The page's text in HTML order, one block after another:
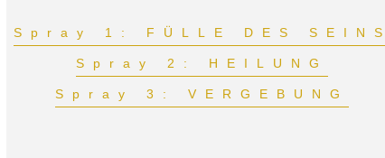
Spray 1: FÜLLE DES SEINS
Spray 2: HEILUNG
Spray 3: VERGEBUNG